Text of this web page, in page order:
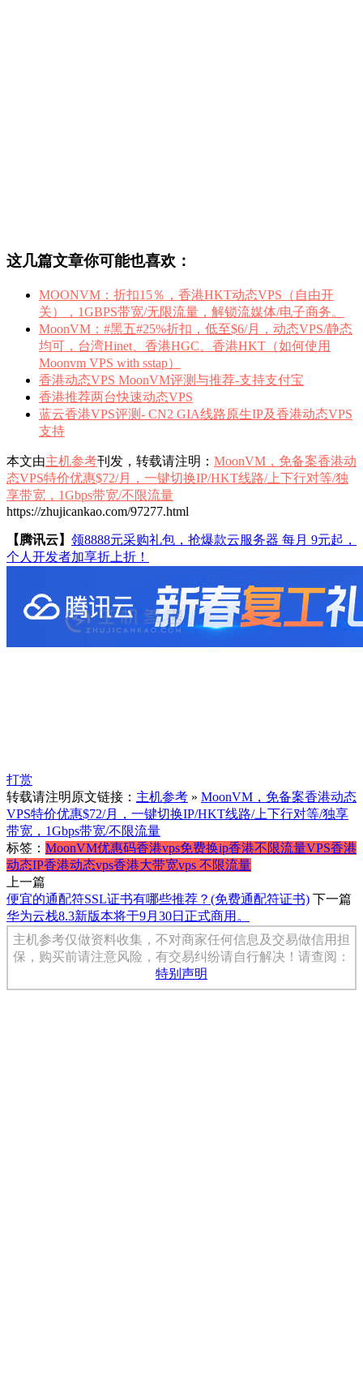
这几篇文章你可能也喜欢：
MOONVM：折扣15％，香港HKT动态VPS（自由开
关），1GBPS带宽/无限流量，解锁流媒体/电子商务。
MoonVM：#黑五#25%折扣，低至$6/月，动态VPS/静态
均可，台湾Hinet、香港HGC、香港HKT（如何使用
Moonvm VPS with sstap）
香港动态VPS MoonVM评测与推荐-支持支付宝
香港推荐两台快速动态VPS
蓝云香港VPS评测- CN2 GIA线路原生IP及香港动态VPS
支持
本文由主机参考刊发，转载请注明： MoonVM，免备案香港动
态VPS特价优惠$72/月，一键切换IP/HKT线路/上下行对等/独
享带宽，1Gbps带宽/不限流量
https://zhujicankao.com/97277.html
【腾讯云】 领8888元采购礼包，抢爆款云服务器 每月 9元起，
个人开发者加享折上折！
打赏
转载请注明原文链接： 主机参考 » MoonVM，免备案香港动态
VPS特价优惠$72/月，一键切换IP/HKT线路/上下行对等/独享
带宽，1Gbps带宽/不限流量
标签： MoonVM优惠码香港vps免费换ip香港不限流量VPS香港
动态IP香港动态vps香港大带宽vps 不限流量
上一篇
便宜的通配符SSL证书有哪些推荐？(免费通配符证书) 下一篇
华为云栈8.3新版本将于9月30日正式商用。
主机参考仅做资料收集，不对商家任何信息及交易做信用担
保，购买前请注意风险，有交易纠纷请自行解决！请查阅：
特别声明